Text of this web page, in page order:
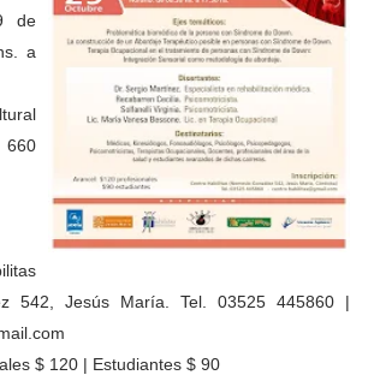
de
a
660
542, Jesús María. Tel. 03525 445860 |
$ 120 | Estudiantes $ 90